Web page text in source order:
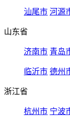
汕尾市 河源
山东省
济南市 青岛
临沂市 德州
浙江省
杭州市 宁波